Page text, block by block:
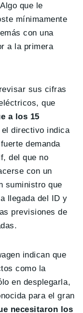
que le
mínimamente
con una
a la primera
sus cifras
que
a los 15
el directivo indica
demanda
del que no
con un
suministro que
llegada del ID y
previsiones de
indican que
como la
en desplegarla,
para el gran
necesitaron los